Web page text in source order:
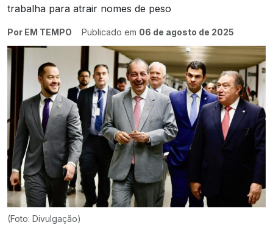
trabalha para atrair nomes de peso
Por EM TEMPO Publicado em 06 de agosto de 2025
(Foto: Divulgação)